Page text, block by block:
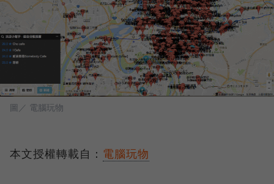
圖／ 電腦玩物
本文授權轉載自： 電腦玩物